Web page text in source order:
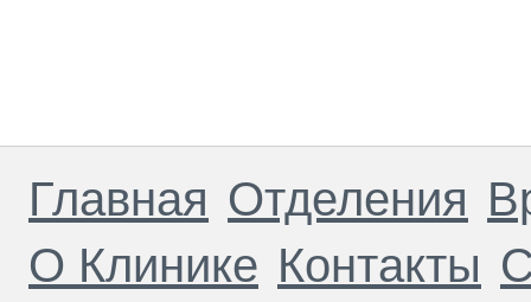
Главная Отделения
О Клинике Контакты